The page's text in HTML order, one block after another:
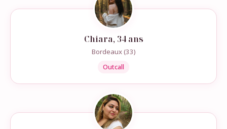
Chiara, 34 ans
Bordeaux (33)
Outcall